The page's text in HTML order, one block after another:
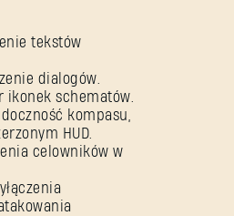
tekstów
dialogów.
ikonek schematów.
kompasu,
HUD.
celowników w